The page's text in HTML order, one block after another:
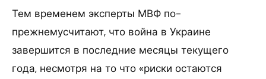
Тем временем эксперты МВФ по-
прежнемусчитают, что война в Украине
завершится в последние месяцы текущего
года, несмотря на то что «риски остаются